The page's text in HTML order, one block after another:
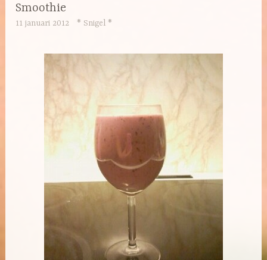
Smoothie
11 januari 2012 * Snigel *